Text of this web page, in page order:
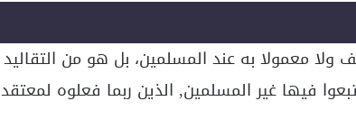
ولا معمولا به عند المسلمين، بل هو من التقاليد
فيها غير المسلمين, الذين ربما فعلوه لمعتقد